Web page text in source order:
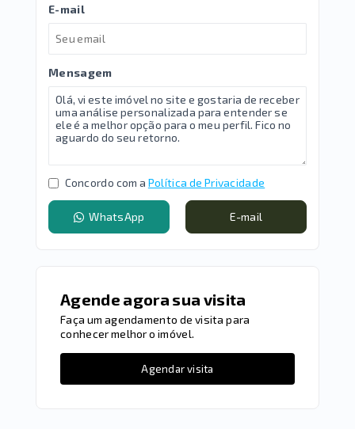
E-mail
Mensagem
Concordo com a Política de Privacidade
WhatsApp E-mail
Agende agora sua visita
Faça um agendamento de visita para
conhecer melhor o imóvel.
Agendar visita